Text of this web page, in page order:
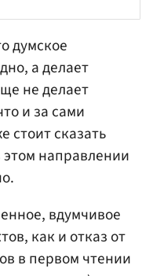
думское
а делает
не делает
и за сами
стоит сказать
направлении
вдумчивое
как и отказ от
в первом чтении